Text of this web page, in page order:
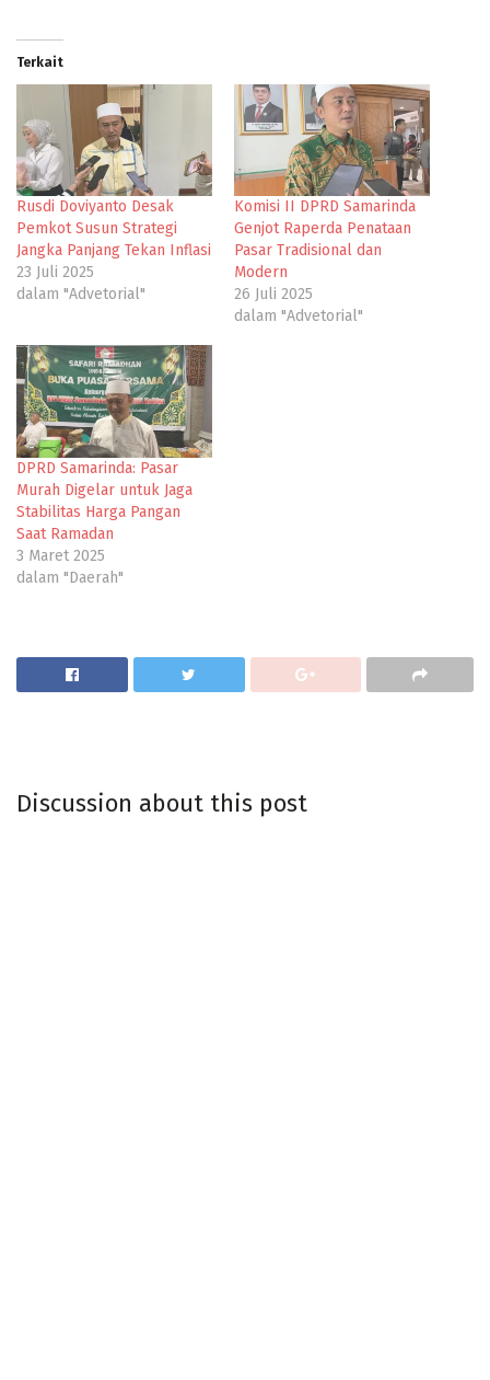
Terkait
Rusdi Doviyanto Desak
Pemkot Susun Strategi
Jangka Panjang Tekan Inflasi
23 Juli 2025
dalam "Advetorial"
Komisi II DPRD Samarinda
Genjot Raperda Penataan
Pasar Tradisional dan
Modern
26 Juli 2025
dalam "Advetorial"
DPRD Samarinda: Pasar
Murah Digelar untuk Jaga
Stabilitas Harga Pangan
Saat Ramadan
3 Maret 2025
dalam "Daerah"
Discussion about this post